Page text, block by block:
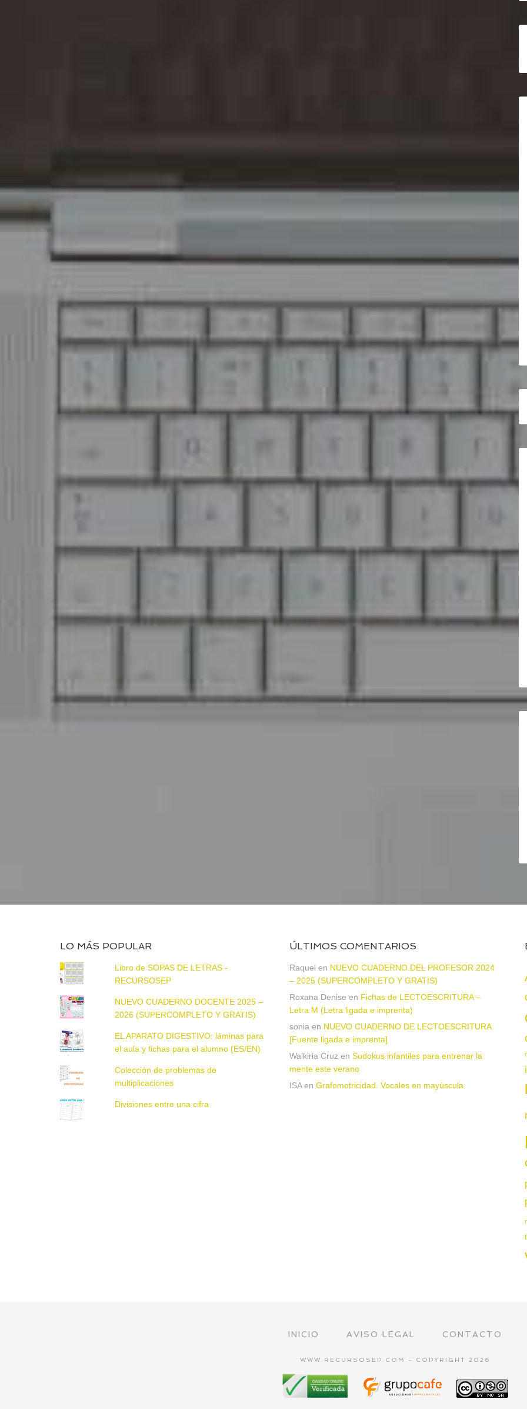
LO MÁS POPULAR
Libro de SOPAS DE LETRAS -
RECURSOSEP
NUEVO CUADERNO DOCENTE 2025 –
2026 (SUPERCOMPLETO Y GRATIS)
EL APARATO DIGESTIVO: láminas para
el aula y fichas para el alumno (ES/EN)
Colección de problemas de
multiplicaciones
Divisiones entre una cifra
ÚLTIMOS COMENTARIOS
Raquel en NUEVO CUADERNO DEL PROFESOR 2024
– 2025 (SUPERCOMPLETO Y GRATIS)
Roxana Denise en Fichas de LECTOESCRITURA –
Letra M (Letra ligada e imprenta)
sonia en NUEVO CUADERNO DE LECTOESCRITURA
[Fuente ligada e imprenta]
Walkiria Cruz en Sudokus infantiles para entrenar la
mente este verano
ISAen Grafomotricidad. Vocales en mayúscula
INICIO AVISO LEGAL CONTACTO
WWW.RECURSOSEP.COM - COPYRIGHT 2026